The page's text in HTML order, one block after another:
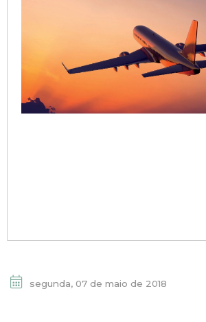
segunda, 07 de maio de 2018